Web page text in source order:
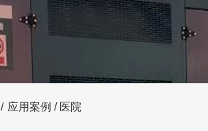
/ 应用案例 / 医院